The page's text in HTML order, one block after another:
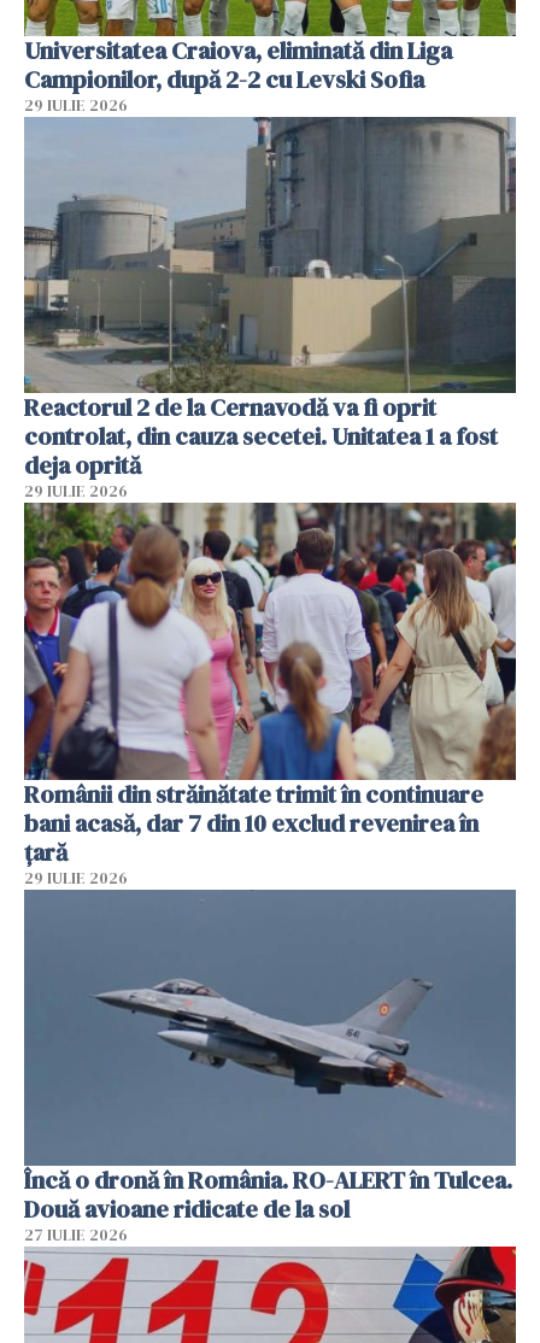
Universitatea Craiova, eliminată din Liga
Campionilor, după 2-2 cu Levski Sofia
29 IULIE 2026
Reactorul 2 de la Cernavodă va fi oprit
controlat, din cauza secetei. Unitatea 1 a fost
deja oprită
29 IULIE 2026
Românii din străinătate trimit în continuare
bani acasă, dar 7 din 10 exclud revenirea în
țară
29 IULIE 2026
Încă o dronă în România. RO-ALERT în Tulcea.
Două avioane ridicate de la sol
27 IULIE 2026